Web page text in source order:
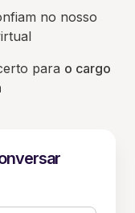
no nosso
para o cargo